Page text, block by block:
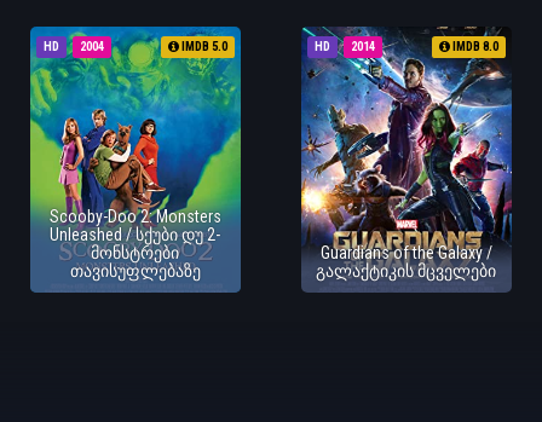
HD 2004 IMDB 5.0
Scooby-Doo 2: Monsters
Unleashed / სქუბი დუ 2-
მონსტრები
თავისუფლებაზე
HD 2014 IMDB 8.0
Guardians of the Galaxy /
გალაქტიკის მცველები